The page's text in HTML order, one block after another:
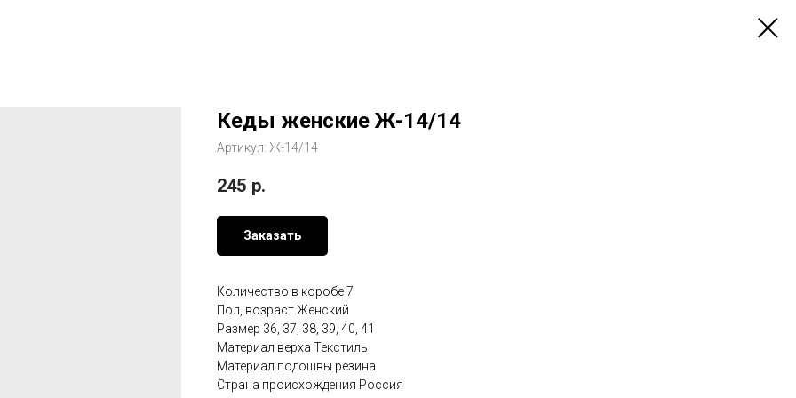
Кеды женские Ж-14/14
Артикул: Ж-14/14
245 р.
Заказать
Количество в коробе 7
Пол, возраст Женский
Размер 36, 37, 38, 39, 40, 41
Материал верха Текстиль
Материал подошвы резина
Страна происхождения Россия